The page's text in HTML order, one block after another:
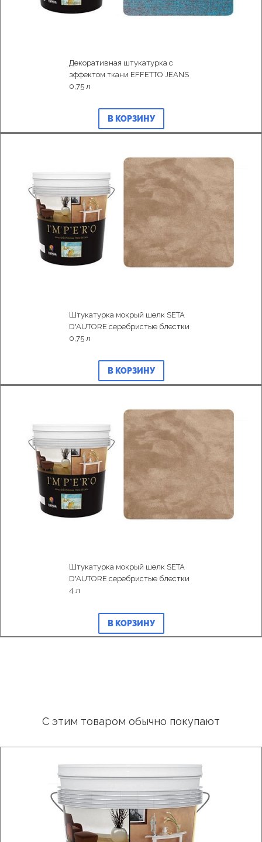
Декоративная штукатурка с
эффектом ткани EFFETTO JEANS
0,75 л
В КОРЗИНУ
Штукатурка мокрый шелк SETA
D'AUTORE серебристые блестки
0,75 л
В КОРЗИНУ
Штукатурка мокрый шелк SETA
D'AUTORE серебристые блестки
4 л
В КОРЗИНУ
С этим товаром обычно покупают